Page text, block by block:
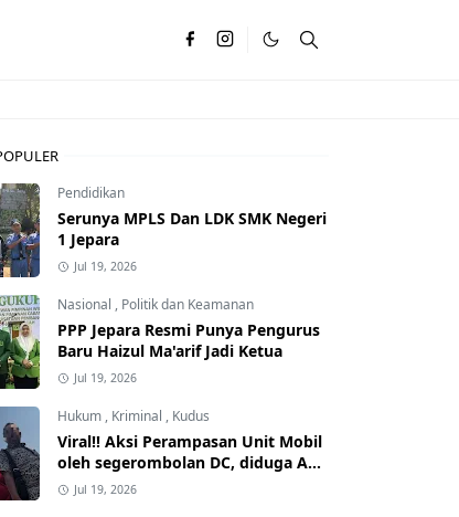
Pendidikan
Serunya MPLS Dan LDK SMK Negeri
1 Jepara
Jul 19, 2026
Nasional , Politik dan Keamanan
PPP Jepara Resmi Punya Pengurus
Baru Haizul Ma'arif Jadi Ketua
Jul 19, 2026
Hukum , Kriminal , Kudus
Viral!! Aksi Perampasan Unit Mobil
oleh segerombolan DC, diduga Ada
Dalangnya
Jul 19, 2026